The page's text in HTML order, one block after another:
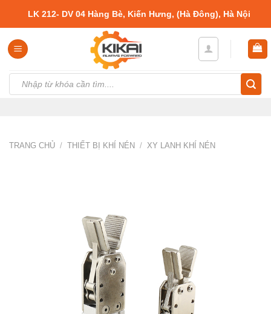
content
LK 212- DV 04 Hàng Bè, Kiến Hưng, (Hà Đông), Hà Nội
kiếm:
TRANG CHỦ / THIẾT BỊ KHÍ NÉN / XY LANH KHÍ NÉN